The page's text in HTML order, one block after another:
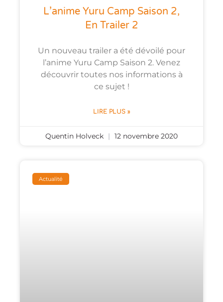
L’anime Yuru Camp Saison 2,
En Trailer 2
Un nouveau trailer a été dévoilé pour
l’anime Yuru Camp Saison 2. Venez
découvrir toutes nos informations à
ce sujet !
LIRE PLUS »
Quentin Holveck 12 novembre 2020
Actualité